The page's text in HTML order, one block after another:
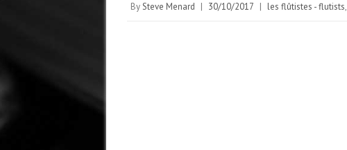
BySteve Menard | 30/10/2017 | les flûtistes - flutists,